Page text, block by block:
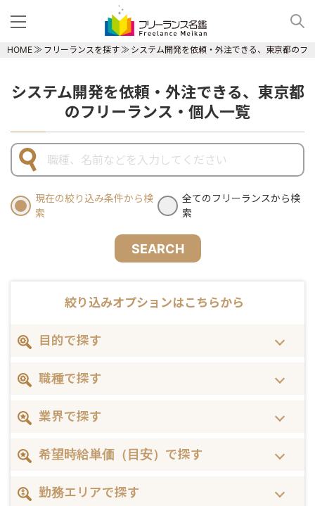
HOME フリーランスを探す システム開発を依頼・外注できる、東京都のフ
システム開発を依頼・外注できる、東京都
のフリーランス・個人一覧
現在の絞り込み条件から検
索
全てのフリーランスから検
索
SEARCH
絞り込みオプションはこちらから
目的で探す
職種で探す
業界で探す
希望時給単価（目安）で探す
勤務エリアで探す